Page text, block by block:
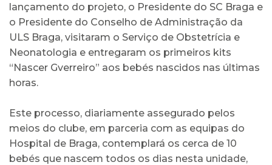
lançamento do projeto, o Presidente do SC Braga e
o Presidente do Conselho de Administração da
ULS Braga, visitaram o Serviço de Obstetrícia e
Neonatologia e entregaram os primeiros kits
“Nascer Gverreiro” aos bebés nascidos nas últimas
horas.
Este processo, diariamente assegurado pelos
meios do clube, em parceria com as equipas do
Hospital de Braga, contemplará os cerca de 10
bebés que nascem todos os dias nesta unidade,